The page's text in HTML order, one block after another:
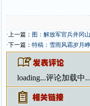
·上一篇： 图：解放军官兵井冈
·下一篇： 特稿：雪雨风霜岁月
loading...评论加载中...